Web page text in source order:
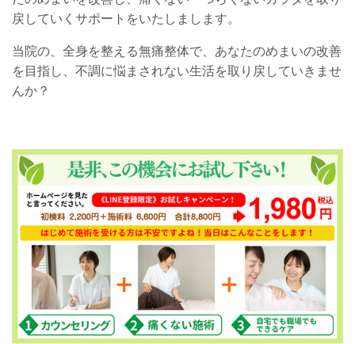
戻していくサポートをいたしまします。
当院の、全身を整える無痛整体で、あなたのめまいの改善
を目指し、不調に悩まされない生活を取り戻していきませ
んか？